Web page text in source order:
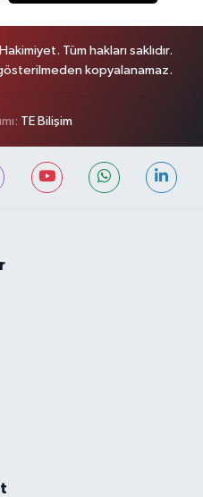
Tüm hakları saklıdır.
kopyalanamaz.
TE Bilişim